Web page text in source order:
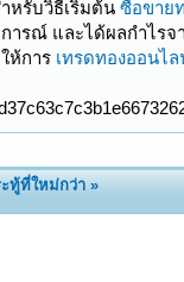
ำหรับวิธีเริ่มต้นซื้อขาย
รณ์ และได้ผลกำไรจ
ห้การ เทรดทองออนไ
ทู้ที่ใหม่กว่า »